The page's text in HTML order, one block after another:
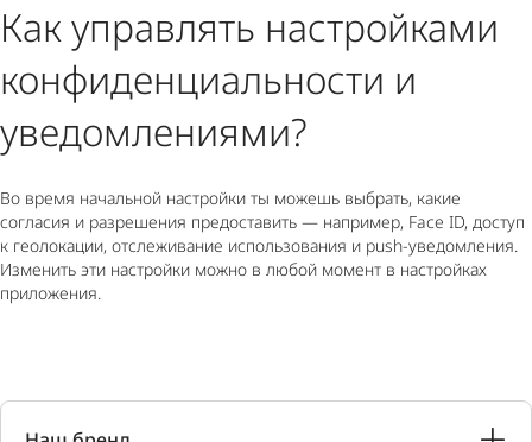
Как управлять настройками
конфиденциальности и
уведомлениями?
Во время начальной настройки ты можешь выбрать, какие
согласия и разрешения предоставить — например, Face ID, доступ
к геолокации, отслеживание использования и push-уведомления.
Изменить эти настройки можно в любой момент в настройках
приложения.